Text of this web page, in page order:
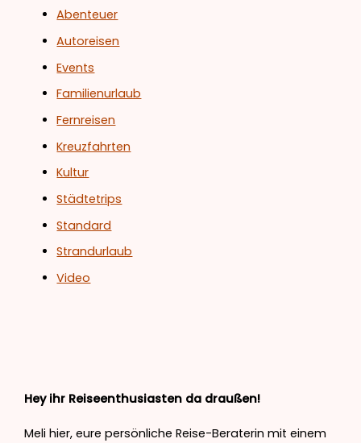
Abenteuer
Autoreisen
Events
Familienurlaub
Fernreisen
Kreuzfahrten
Kultur
Städtetrips
Standard
Strandurlaub
Video
Hey ihr Reiseenthusiasten da draußen!
Meli hier, eure persönliche Reise-Beraterin mit einem